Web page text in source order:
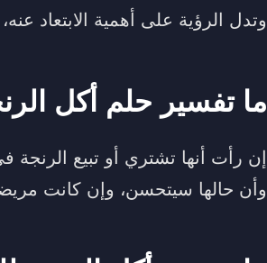
وتدل الرؤية على أهمية الابتعاد
ما تفسير حلم أكل
إن رأت أنها تشتري أو تبيع الرنجة
وأن حالها سيتحسن، وإن كانت